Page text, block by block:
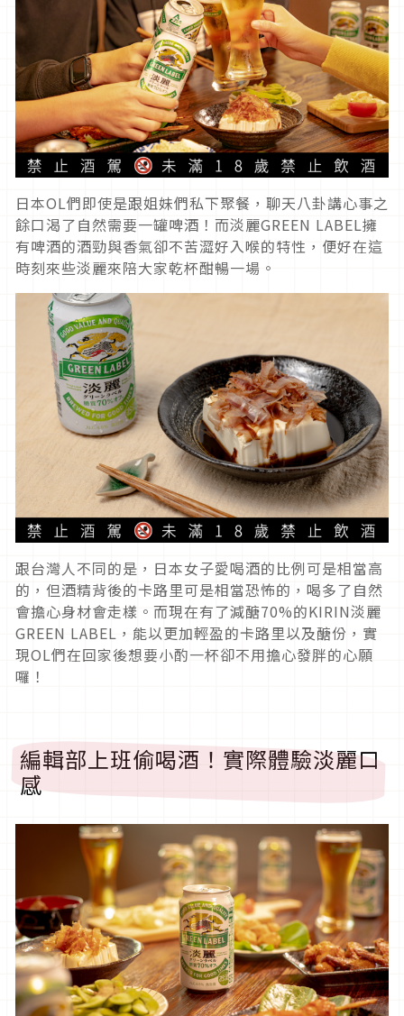
日本OL們即使是跟姐妹們私下聚餐，聊天八卦講心事之
餘口渴了自然需要一罐啤酒！而淡麗GREEN LABEL擁
有啤酒的酒勁與香氣卻不苦澀好入喉的特性，便好在這
時刻來些淡麗來陪大家乾杯酣暢一場。
跟台灣人不同的是，日本女子愛喝酒的比例可是相當高
的，但酒精背後的卡路里可是相當恐怖的，喝多了自然
會擔心身材會走樣。而現在有了減醣70%的KIRIN淡麗
GREEN LABEL，能以更加輕盈的卡路里以及醣份，實
現OL們在回家後想要小酌一杯卻不用擔心發胖的心願
囉！
編輯部上班偷喝酒！實際體驗淡麗口
感